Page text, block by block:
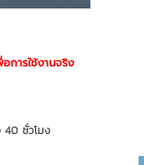
ารใช้งานจริง
ชั่วโมง